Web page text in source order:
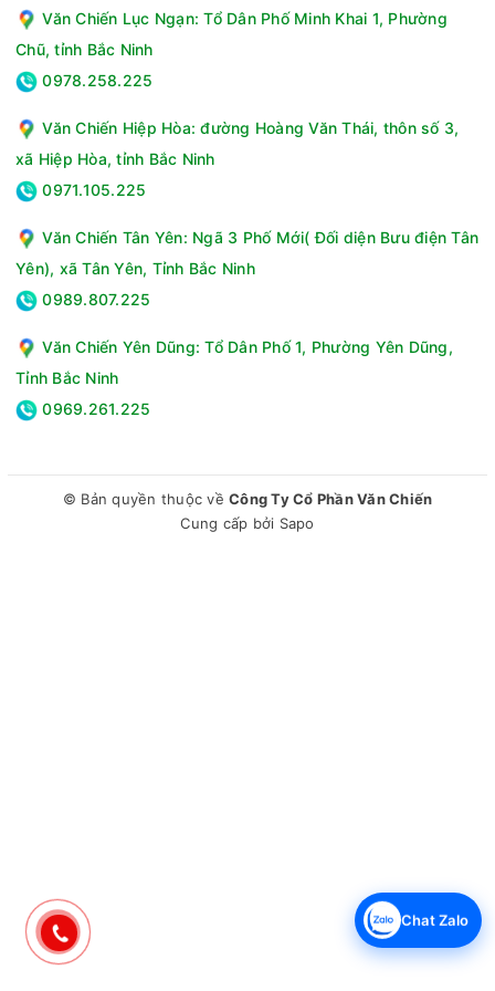
Công suất hút ẩm:16 lít/ngày
Công nghệ:Plasmacluster Ion
Thời gian sử dụng:Khoảng 5 giờ (ở 30°C/80%RH)
Chiều dài dây nguồn:218 cm
Chất liệu vỏ máy:Nhựa ABS
Tiện ích:Hút ẩm kết hợp lọc không khí, Hong khô quần áo,
trẻ em, Cảm biến độ ẩm, Hẹn giờ tắt, Thang đo mực nước,
Lỗ thoát nước
Kích thước, khối lượng:Ngang 32 cm - Cao 56.5 cm - Sâu
Thương hiệu:Nhật Bản
Sản xuất tại:Trung Quốc
Năm ra mắt:2017
Hãng:Sharp.
Văn Chiến Lục Ngạn: Tổ Dân Phố Minh Khai 1, Phường
Chũ, tỉnh Bắc Ninh
0978.258.225
Văn Chiến Hiệp Hòa: đường Hoàng Văn Thái, thôn số 3,
xã Hiệp Hòa, tỉnh Bắc Ninh
0971.105.225
Văn Chiến Tân Yên: Ngã 3 Phố Mới( Đối diện Bưu điện Tân
Yên), xã Tân Yên, Tỉnh Bắc Ninh
0989.807.225
Văn Chiến Yên Dũng: Tổ Dân Phố 1, Phường Yên Dũng,
Tỉnh Bắc Ninh
0969.261.225
© Bản quyền thuộc về Công Ty Cổ Phần Văn Chiến
Cung cấp bởi Sapo
Chat Zalo